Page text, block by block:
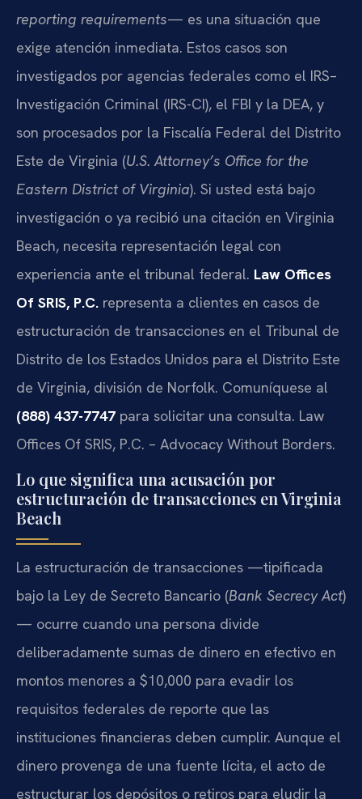
reporting requirements— es una situación que
exige atención inmediata. Estos casos son
investigados por agencias federales como el IRS–
Investigación Criminal (IRS-CI), el FBI y la DEA, y
son procesados por la Fiscalía Federal del Distrito
Este de Virginia (U.S. Attorney’s Office for the
Eastern District of Virginia). Si usted está bajo
investigación o ya recibió una citación en Virginia
Beach, necesita representación legal con
experiencia ante el tribunal federal. Law Offices
Of SRIS, P.C. representa a clientes en casos de
estructuración de transacciones en el Tribunal de
Distrito de los Estados Unidos para el Distrito Este
de Virginia, división de Norfolk. Comuníquese al
(888) 437-7747 para solicitar una consulta. Law
Offices Of SRIS, P.C. – Advocacy Without Borders.
Lo que significa una acusación por
estructuración de transacciones en Virginia
Beach
La estructuración de transacciones —tipificada
bajo la Ley de Secreto Bancario (Bank Secrecy Act)
— ocurre cuando una persona divide
deliberadamente sumas de dinero en efectivo en
montos menores a $10,000 para evadir los
requisitos federales de reporte que las
instituciones financieras deben cumplir. Aunque el
dinero provenga de una fuente lícita, el acto de
estructurar los depósitos o retiros para eludir la